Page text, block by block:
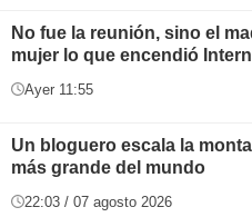
No fue la reunión, sino el
mujer lo que encendió
Ayer 11:55
Un bloguero escala la
más grande del mundo
22:03 / 07 agosto 2026